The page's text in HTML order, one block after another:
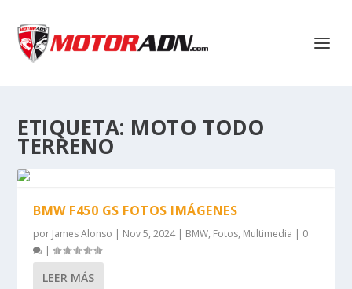
ETIQUETA: MOTO TODO
TERRENO
BMW F450 GS FOTOS IMÁGENES
por James Alonso | Nov 5, 2024| BMW, Fotos, Multimedia | 0
|
LEER MÁS